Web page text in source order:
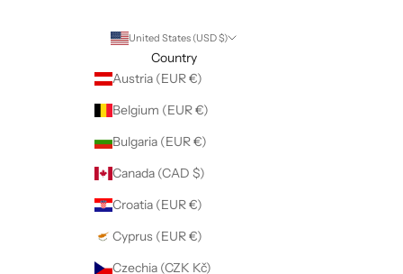
United States (USD $)
Country
Austria (EUR €)
Belgium (EUR €)
Bulgaria (EUR €)
Canada (CAD $)
Croatia (EUR €)
Cyprus (EUR €)
Czechia (CZK Kč)